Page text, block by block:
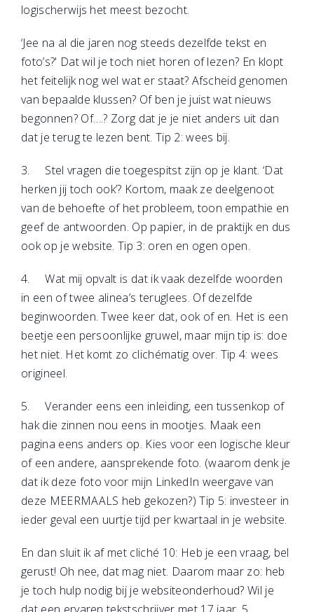
logischerwijs het meest bezocht.
‘Jee na al die jaren nog steeds dezelfde tekst en
foto’s?' Dat wil je toch niet horen of lezen? En klopt
het feitelijk nog wel wat er staat? Afscheid genomen
van bepaalde klussen? Of ben je juist wat nieuws
begonnen? Of….? Zorg dat je je niet anders uit dan
dat je terug te lezen bent. Tip 2: wees bij.
3. Stel vragen die toegespitst zijn op je klant. ‘Dat
herken jij toch ook’? Kortom, maak ze deelgenoot
van de behoefte of het probleem, toon empathie en
geef de antwoorden. Op papier, in de praktijk en dus
ook op je website. Tip 3: oren en ogen open.
4. Wat mij opvalt is dat ik vaak dezelfde woorden
in een of twee alinea’s teruglees. Of dezelfde
beginwoorden. Twee keer dat, ook of en. Het is een
beetje een persoonlijke gruwel, maar mijn tip is: doe
het niet. Het komt zo clichématig over. Tip 4: wees
origineel.
5. Verander eens een inleiding, een tussenkop of
hak die zinnen nou eens in mootjes. Maak een
pagina eens anders op. Kies voor een logische kleur
of een andere, aansprekende foto. (waarom denk je
dat ik deze foto voor mijn LinkedIn weergave van
deze MEERMAALS heb gekozen?) Tip 5: investeer in
ieder geval een uurtje tijd per kwartaal in je website.
En dan sluit ik af met cliché 10: Heb je een vraag, bel
gerust! Oh nee, dat mag niet. Daarom maar zo: heb
je toch hulp nodig bij je websiteonderhoud? Wil je